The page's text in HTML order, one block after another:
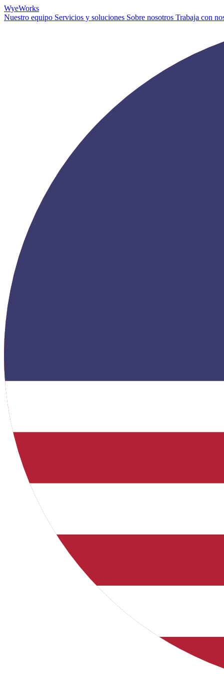
WyeWorks
Nuestro equipo Servicios y soluciones Sobre nosotros Trabaja con